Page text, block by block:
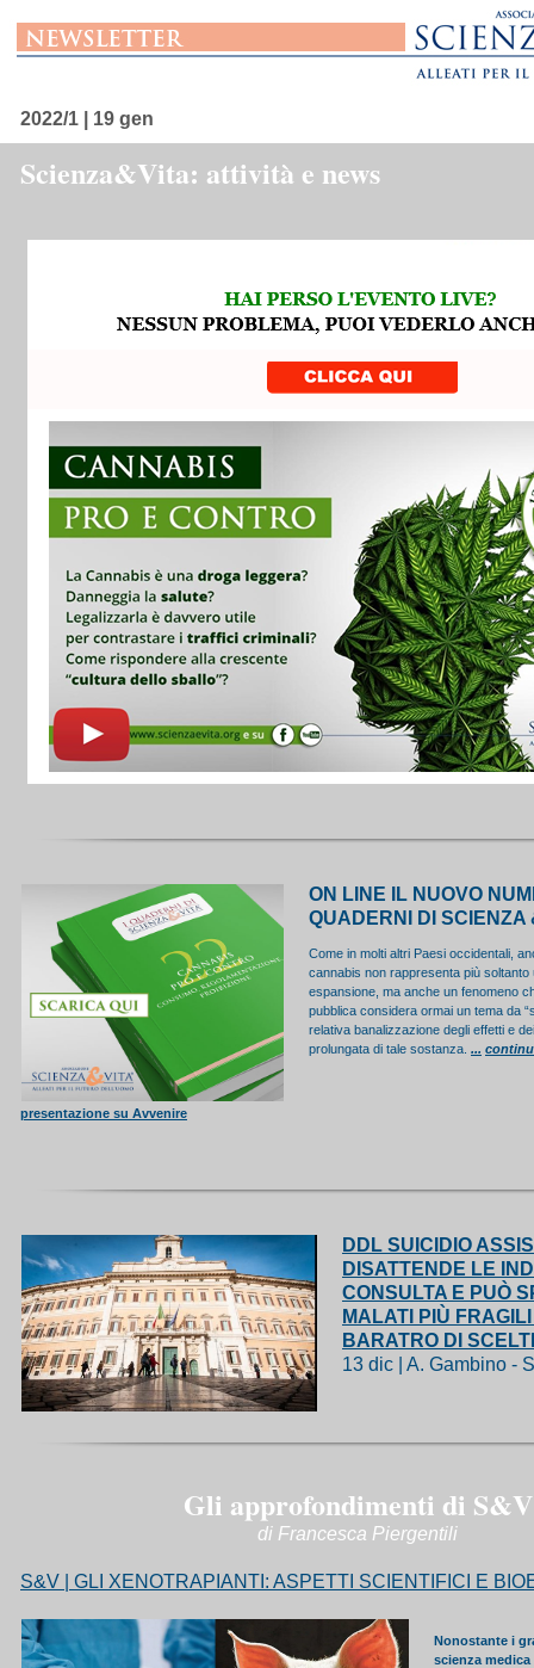
2022/1 | 19 gen
Scienza&Vita: attività e news
ON LINE IL NUOVO
QUADERNI DI SCIENZA
Come in molti altri Paesi occidentali,
cannabis non rappresenta più soltanto
espansione, ma anche un fenomeno
pubblica considera ormai un tema da
relativa banalizzazione degli effetti e
prolungata di tale sostanza. ...
presentazione su Avvenire
DDL SUICIDIO
DISATTENDE LE
CONSULTA E PUÒ
MALATI PIÙ
BARATRO DI
13 dic | A. Gambino -
Gli approfondimenti di S&V
di Francesca Piergentili
S&V | GLI XENOTRAPIANTI: ASPETTI SCIENTIFICI E
Nonostante i
scienza